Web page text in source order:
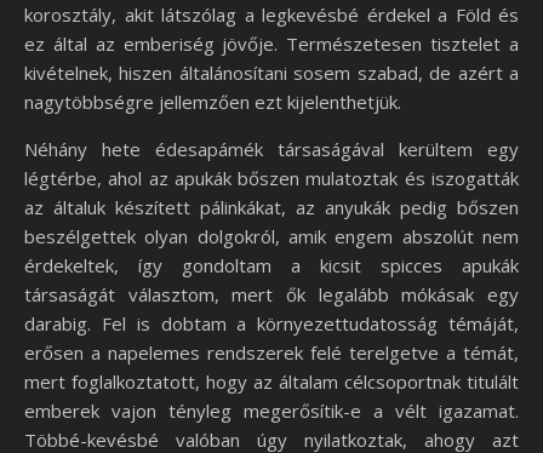
korosztály, akit látszólag a legkevésbé érdekel a Föld és
ez által az emberiség jövője. Természetesen tisztelet a
kivételnek, hiszen általánosítani sosem szabad, de azért a
nagytöbbségre jellemzően ezt kijelenthetjük.
Néhány hete édesapámék társaságával kerültem egy
légtérbe, ahol az apukák bőszen mulatoztak és iszogatták
az általuk készített pálinkákat, az anyukák pedig bőszen
beszélgettek olyan dolgokról, amik engem abszolút nem
érdekeltek, így gondoltam a kicsit spicces apukák
társaságát választom, mert ők legalább mókásak egy
darabig. Fel is dobtam a környezettudatosság témáját,
erősen a napelemes rendszerek felé terelgetve a témát,
mert foglalkoztatott, hogy az általam célcsoportnak titulált
emberek vajon tényleg megerősítik-e a vélt igazamat.
Többé-kevésbé valóban úgy nyilatkoztak, ahogy azt